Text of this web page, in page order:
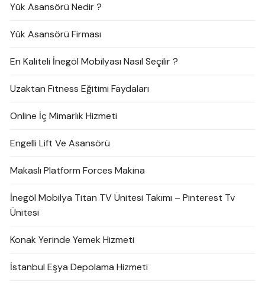
Yük Asansörü Nedir ?
Yük Asansörü Firması
En Kaliteli İnegöl Mobilyası Nasıl Seçilir ?
Uzaktan Fitness Eğitimi Faydaları
Online İç Mimarlık Hizmeti
Engelli Lift Ve Asansörü
Makaslı Platform Forces Makina
İnegöl Mobilya Titan TV Ünitesi Takımı – Pinterest Tv
Ünitesi
Konak Yerinde Yemek Hizmeti
İstanbul Eşya Depolama Hizmeti